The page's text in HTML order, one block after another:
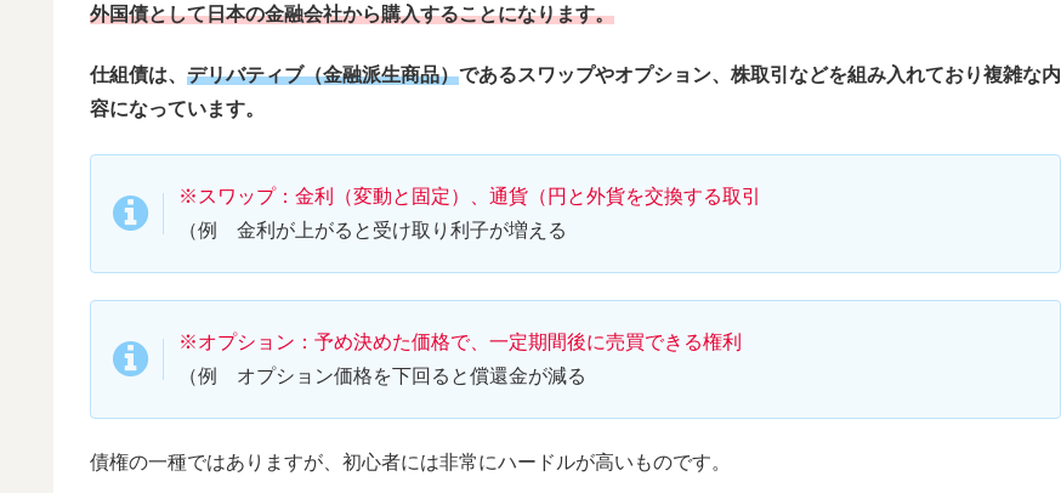
外国債として日本の金融会社から購入することになります。
仕組債は、 デリバティブ（金融派生商品）であるスワップやオプション、株取引などを組み入れており複雑な内
容になっています。
※スワップ：金利（変動と固定）、通貨（円と外貨を交換する取引
（例 金利が上がると受け取り利子が増える
※オプション：予め決めた価格で、一定期間後に売買できる権利
（例 オプション価格を下回ると償還金が減る
債権の一種ではありますが、初心者には非常にハードルが高いものです。